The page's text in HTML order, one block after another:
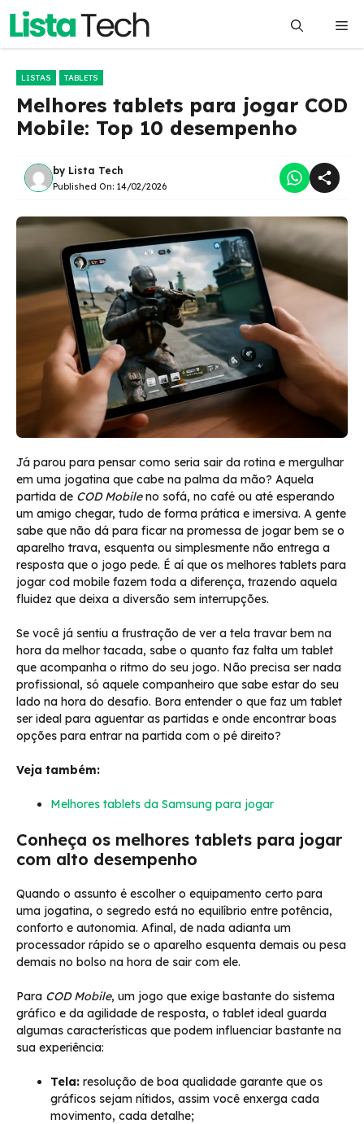
Pular
o
LISTAS TABLETS
Melhores tablets para jogar COD
Mobile: Top 10 desempenho
by Lista Tech
Published On: 14/02/2026
Já parou para pensar como seria sair da rotina e mergulhar
em uma jogatina que cabe na palma da mão? Aquela
partida de COD Mobileno sofá, no café ou até esperando
um amigo chegar, tudo de forma prática e imersiva. A gente
sabe que não dá para ficar na promessa de jogar bem se o
aparelho trava, esquenta ou simplesmente não entrega a
resposta que o jogo pede. É aí que os melhores tablets para
jogar cod mobile fazem toda a diferença, trazendo aquela
fluidez que deixa a diversão sem interrupções.
Se você já sentiu a frustração de ver a tela travar bem na
hora da melhor tacada, sabe o quanto faz falta um tablet
que acompanha o ritmo do seu jogo. Não precisa ser nada
profissional, só aquele companheiro que sabe estar do seu
lado na hora do desafio. Bora entender o que faz um tablet
ser ideal para aguentar as partidas e onde encontrar boas
opções para entrar na partida com o pé direito?
Veja também:
Melhores tablets da Samsung para jogar
Conheça os melhores tablets para jogar
com alto desempenho
Quando o assunto é escolher o equipamento certo para
uma jogatina, o segredo está no equilíbrio entre potência,
conforto e autonomia. Afinal, de nada adianta um
processador rápido se o aparelho esquenta demais ou pesa
demais no bolso na hora de sair com ele.
Para COD Mobile, um jogo que exige bastante do sistema
gráfico e da agilidade de resposta, o tablet ideal guarda
algumas características que podem influenciar bastante na
sua experiência:
Tela: resolução de boa qualidade garante que os
gráficos sejam nítidos, assim você enxerga cada
movimento, cada detalhe;